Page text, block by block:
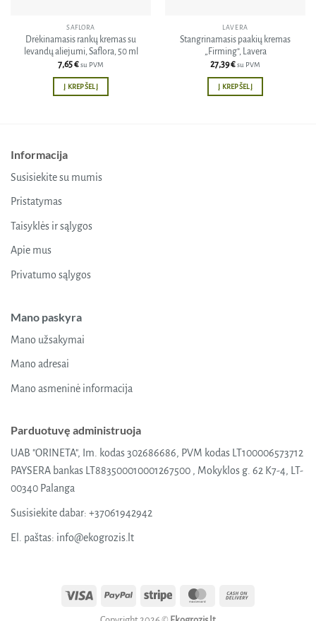
SAFLORA
Drėkinamasis rankų kremas su
levandų aliejumi, Saflora, 50 ml
7,65€su PVM
Į KREPŠELĮ
LAVERA
Stangrinamasis paakių kremas
„Firming”, Lavera
27,39€su PVM
Į KREPŠELĮ
Informacija
Susisiekite su mumis
Pristatymas
Taisyklės ir sąlygos
Apie mus
Privatumo sąlygos
Mano paskyra
Mano užsakymai
Mano adresai
Mano asmeninė informacija
Parduotuvę administruoja
UAB "ORINETA", Im. kodas 302686686, PVM kodas LT100006573712
PAYSERA bankas LT883500010001267500 , Mokyklos g. 62 K7-4, LT-
00340 Palanga
Susisiekite dabar: +37061942942
El. paštas: info@ekogrozis.lt
Visa PayPal Stripe MasterCard